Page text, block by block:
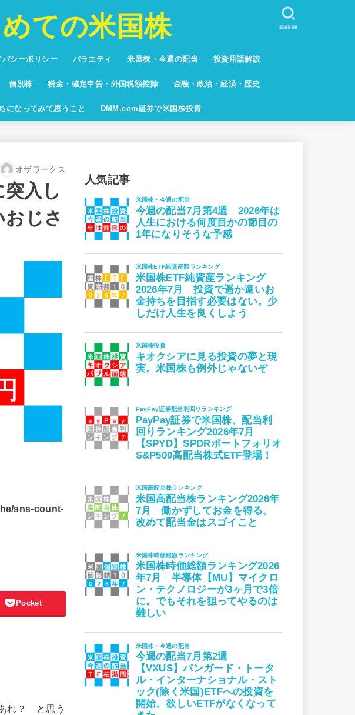
ての米国株
バシーポリシー バラエティ
投資しない人々
プリキュア
バカ系
将棋
ブログ
米国株・今週の配当 投資用語解説
グ
個別株
米国株時価総額ランキング
税金・確定申告・外国税額控除 金融・政治・経済・歴史
になってみて思うこと DMM.com証券で米国株投資
SEARCH
オザワークス
入し
じさ
sns-count-
Pocket
れ？ と思う
人気記事